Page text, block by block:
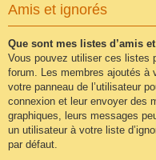
Amis et ignorés
Que sont mes listes d’amis
Vous pouvez utiliser ces listes
forum. Les membres ajoutés à
votre panneau de l’utilisateur
connexion et leur envoyer des
graphiques, leurs messages
un utilisateur à votre liste
par défaut.